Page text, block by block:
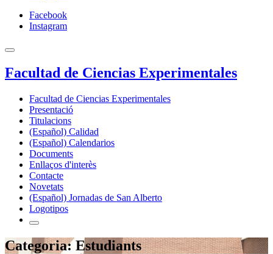
Facebook
Instagram
Facultad de Ciencias Experimentales
Facultad de Ciencias Experimentales
Presentació
Titulacions
(Español) Calidad
(Español) Calendarios
Documents
Enllaços d'interès
Contacte
Novetats
(Español) Jornadas de San Alberto
Logotipos
Categoria: Estudiants